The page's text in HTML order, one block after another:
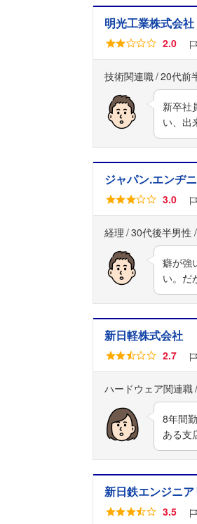
明光工業株式会社
2.0
技術関連職 20代前
新卒社
い、出
ジャパン.エンヂ
3.0
経理 30代後半男性
癖が強
い。だ
新日軽株式会社
2.7
ハードウェア関連職
8年間
ある支
新日鉄エンジニ
3.5